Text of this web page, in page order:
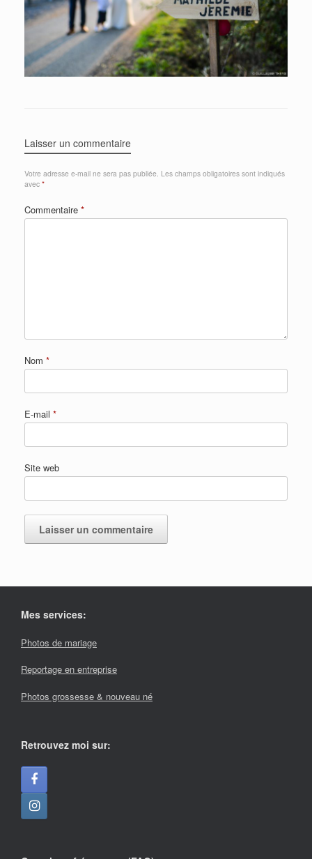
Laisser un commentaire
Votre adresse e-mail ne sera pas publiée. Les champs obligatoires sont indiqués
avec *
Commentaire *
Nom *
E-mail *
Site web
Mes services:
Photos de mariage
Reportage en entreprise
Photos grossesse & nouveau né
Retrouvez moi sur: